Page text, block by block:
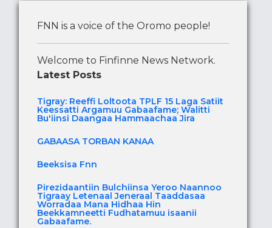
FNN is a voice of the Oromo people!
Welcome to Finfinne News Network.
Latest Posts
Tigray: Reeffi Loltoota TPLF 15 Laga Satiit
Keessatti Argamuu Gabaafame; Walitti
Bu'iinsi Daangaa Hammaachaa Jira
GABAASA TORBAN KANAA
Beeksisa Fnn
Pirezidaantiin Bulchiinsa Yeroo Naannoo
Tigraay Letenaal Jeneraal Taaddasaa
Worradaa Mana Hidhaa Hin
Beekkamneetti Fudhatamuu isaanii
Gabaafame.